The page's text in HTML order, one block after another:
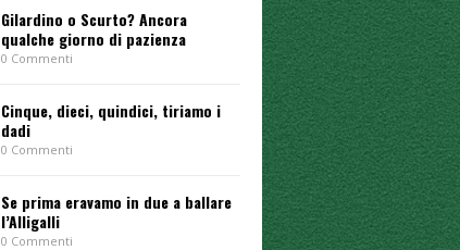
Gilardino o Scurto? Ancora
qualche giorno di pazienza
0 Commenti
Cinque, dieci, quindici, tiriamo i
dadi
0 Commenti
Se prima eravamo in due a ballare
l’Alligalli
0 Commenti